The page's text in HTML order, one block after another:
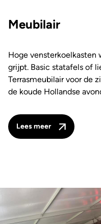
Meubilair
Hoge vensterkoelkasten
grijpt. Basic statafels of
Terrasmeubilair voor de
de koude Hollandse
Lees meer